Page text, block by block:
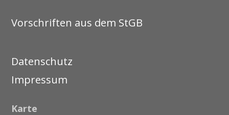
Vorschriften aus dem StGB
Datenschutz
Impressum
Karte